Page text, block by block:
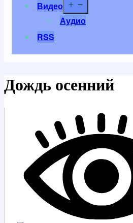
Видео
Аудио
RSS
Дождь осенний